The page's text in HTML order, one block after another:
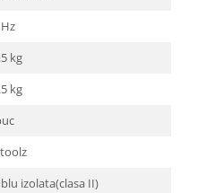
kg
kg
izolata(clasa II)